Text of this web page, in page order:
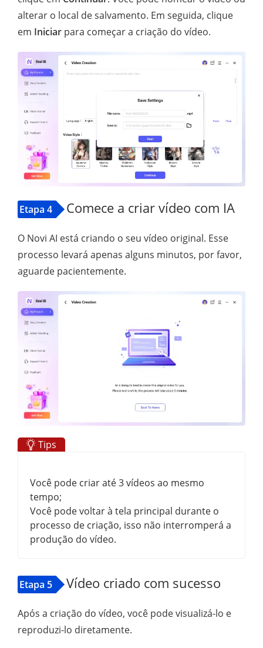
alterar o local de salvamento. Em seguida, clique
em Iniciar para começar a criação do vídeo.
Etapa 4 Comece a criar vídeo com IA
O Novi AI está criando o seu vídeo original. Esse
processo levará apenas alguns minutos, por favor,
aguarde pacientemente.
Tips
Você pode criar até 3 vídeos ao mesmo
tempo;
Você pode voltar à tela principal durante o
processo de criação, isso não interromperá a
produção do vídeo.
Etapa 5 Vídeo criado com sucesso
Após a criação do vídeo, você pode visualizá-lo e
reproduzi-lo diretamente.